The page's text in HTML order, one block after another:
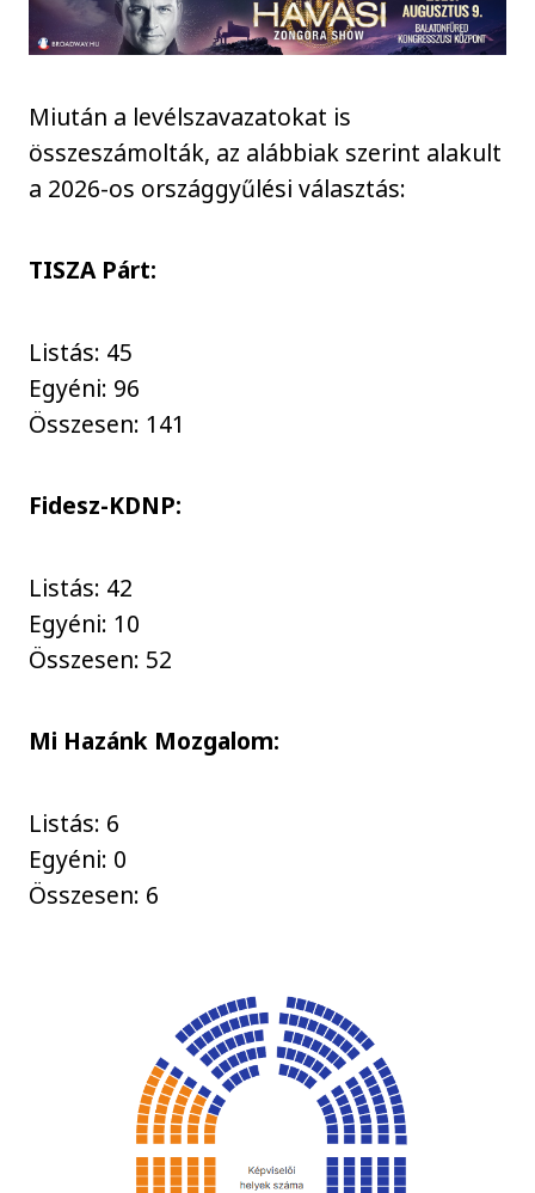
Miután a levélszavazatokat is
összeszámolták, az alábbiak szerint alakult
a 2026-os országgyűlési választás:
TISZA Párt:
Listás: 45
Egyéni: 96
Összesen: 141
Fidesz-KDNP:
Listás: 42
Egyéni: 10
Összesen: 52
Mi Hazánk Mozgalom:
Listás: 6
Egyéni: 0
Összesen: 6